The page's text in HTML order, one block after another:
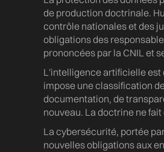
de production doctrinale.
contrôle nationales et des
obligations des
prononcées par la CNIL et
L'intelligence artificielle est
impose une classification
documentation, de
nouveau. La doctrine ne
La cybersécurité, portée
nouvelles obligations aux